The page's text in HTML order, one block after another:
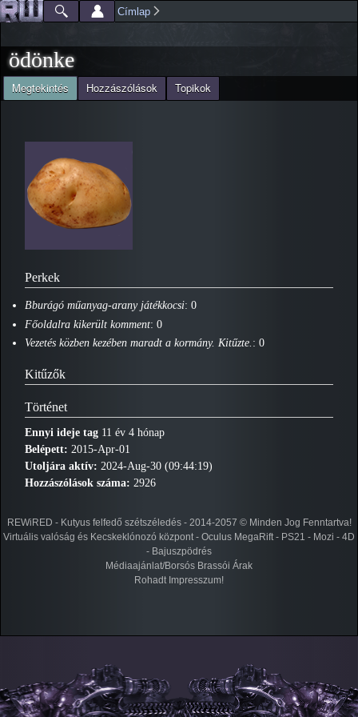
Ugrás a
tartalomra
Főmenü
Jelenlegi hely
Címlap
ödönke
Elsődleges fülek
Megtekintés
(aktív fül) Hozzászólások Topikok
Perkek
Bburágó műanyag-arany játékkocsi: 0
Főoldalra kikerült komment: 0
Vezetés közben kezében maradt a kormány. Kitűzte. : 0
Kitűzők
Történet
Ennyi ideje tag 11 év 4 hónap
Belépett: 2015-Apr-01
Utoljára aktív: 2024-Aug-30 (09:44:19)
Hozzászólások száma: 2926
REWiRED - Kutyus felfedő szétszéledés - 2014-2057 © Minden Jog Fenntartva!
Virtuális valóság és Kecskeklónozó központ - Oculus MegaRift - PS21 - Mozi - 4D
- Bajuszpödrés
Médiaajánlat/Borsós Brassói Árak
Rohadt Impresszum!